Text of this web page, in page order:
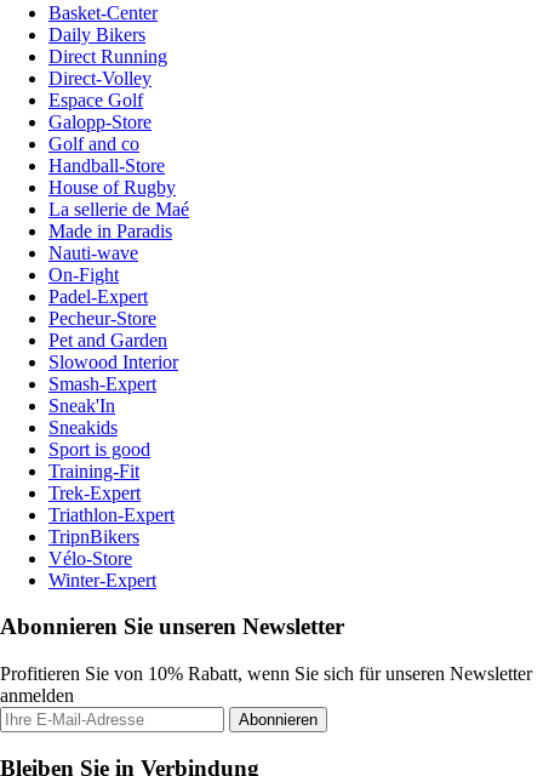
Basket-Center
Daily Bikers
Direct Running
Direct-Volley
Espace Golf
Galopp-Store
Golf and co
Handball-Store
House of Rugby
La sellerie de Maé
Made in Paradis
Nauti-wave
On-Fight
Padel-Expert
Pecheur-Store
Pet and Garden
Slowood Interior
Smash-Expert
Sneak'In
Sneakids
Sport is good
Training-Fit
Trek-Expert
Triathlon-Expert
TripnBikers
Vélo-Store
Winter-Expert
Abonnieren Sie unseren Newsletter
Profitieren Sie von 10% Rabatt, wenn Sie sich für unseren Newsletter
anmelden
Abonnieren
Bleiben Sie in Verbindung